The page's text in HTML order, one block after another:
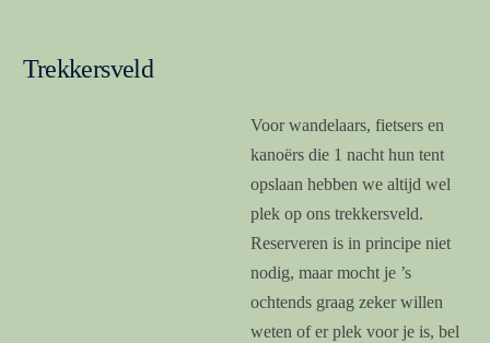
Trekkersveld
Voor wandelaars, fietsers en
kanoërs die 1 nacht hun tent
opslaan hebben we altijd wel
plek op ons trekkersveld.
Reserveren is in principe niet
nodig, maar mocht je ’s
ochtends graag zeker willen
weten of er plek voor je is, bel